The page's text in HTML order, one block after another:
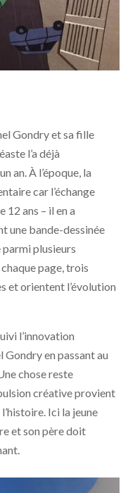
Gondry et sa fille
l’a déjà
an. À l’époque, la
car l’échange
12 ans – il en a
une bande-dessinée
plusieurs
page, trois
et orientent l’évolution
l’innovation
Gondry en passant au
chose reste
créative provient
Ici la jeune
et son père doit